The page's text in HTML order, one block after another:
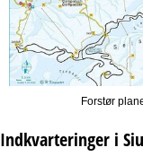
Forstør
Indkvarteringer i